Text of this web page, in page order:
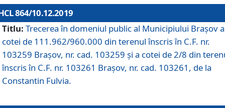
864/10.12.2019
Titlu: Trecerea în domeniul public al Municipiului Braşov a
cotei de 111.962/960.000 din terenul înscris în C.F. nr.
103259 Brașov, nr. cad. 103259 și a cotei de 2/8 din
înscris în C.F. nr. 103261 Brașov, nr. cad. 103261, de la
Constantin Fulvia.